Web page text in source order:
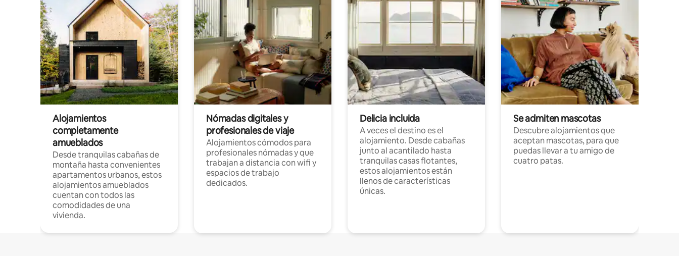
Alojamientos
completamente
amueblados
Desde tranquilas cabañas de
montaña hasta convenientes
apartamentos urbanos, estos
alojamientos amueblados
cuentan con todos las
comodidades de una
vivienda.
Nómadas digitales y
profesionales de viaje
Alojamientos cómodos para
profesionales nómadas y que
trabajan a distancia con wifi y
espacios de trabajo
dedicados.
Delicia incluida
A veces el destino es el
alojamiento. Desde cabañas
junto al acantilado hasta
tranquilas casas flotantes,
estos alojamientos están
llenos de características
únicas.
Se admiten mascotas
Descubre alojamientos que
aceptan mascotas, para que
puedas llevar a tu amigo de
cuatro patas.